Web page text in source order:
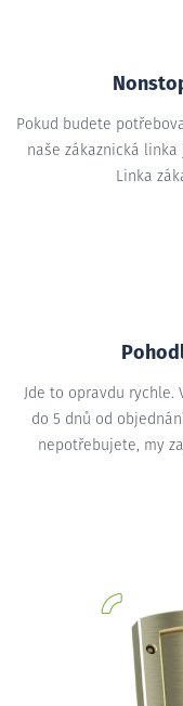
Pokud budete
naše zákaznická
Linka
Jde to opravdu
do 5 dnů od
nepotřebujete, my